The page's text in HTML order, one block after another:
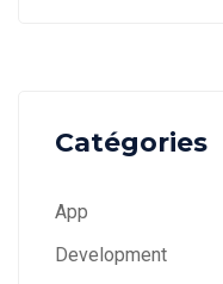
Catégories
App
Development